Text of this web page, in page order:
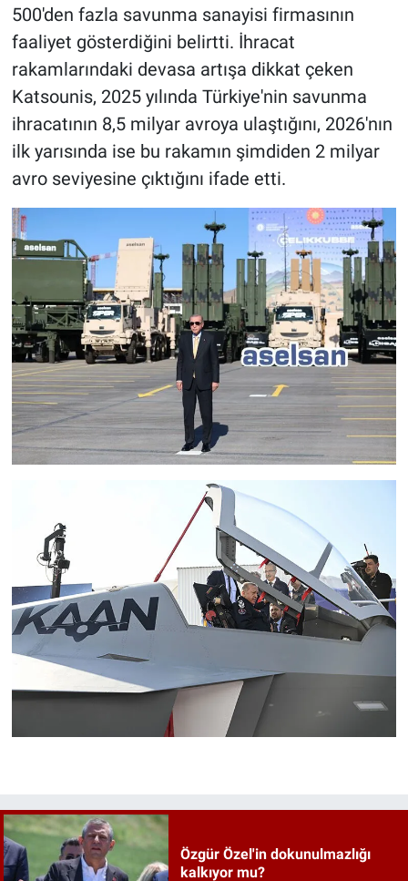
500'den fazla savunma sanayisi firmasının
faaliyet gösterdiğini belirtti. İhracat
rakamlarındaki devasa artışa dikkat çeken
Katsounis, 2025 yılında Türkiye'nin savunma
ihracatının 8,5 milyar avroya ulaştığını, 2026'nın
ilk yarısında ise bu rakamın şimdiden 2 milyar
avro seviyesine çıktığını ifade etti.
Özgür Özel'in dokunulmazlığı
kalkıyor mu?